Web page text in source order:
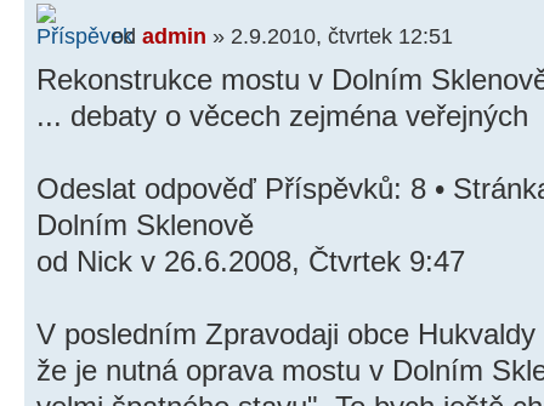
od admin » 2.9.2010, čtvrtek 12:51
Rekonstrukce mostu v Dolním
... debaty o věcech zejména veřejných
Odeslat odpověď Příspěvků: 8 •
Dolním Sklenově
od Nick v 26.6.2008, Čtvrtek 9:47
V posledním Zpravodaji obce
že je nutná oprava mostu v Dolním